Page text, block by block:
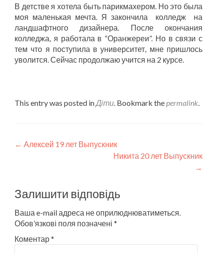
В детстве я хотела быть парикмахером. Но это была
моя маленькая мечта. Я закончила колледж на
ландшафтного дизайнера. После окончания
колледжа, я работала в “Оранжереи”. Но в связи с
тем что я поступила в университет, мне пришлось
уволится. Сейчас продолжаю учится на 2 курсе.
This entry was posted inДіти. Bookmark thepermalink.
Post
← Алексей 19 лет Выпускник
Никита 20 лет Выпускник
→
Залишити відповідь
Ваша e-mail адреса не оприлюднюватиметься.
Обов’язкові поля позначені *
Коментар*